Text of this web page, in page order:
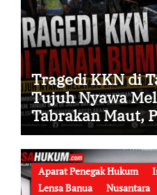
Tragedi KKN di
Tujuh Nyawa
Tabrakan Maut,
Seluruh Faktor
Kecelakaan
Aparat Penegak Hukum
Lensa Banua
Nusantara